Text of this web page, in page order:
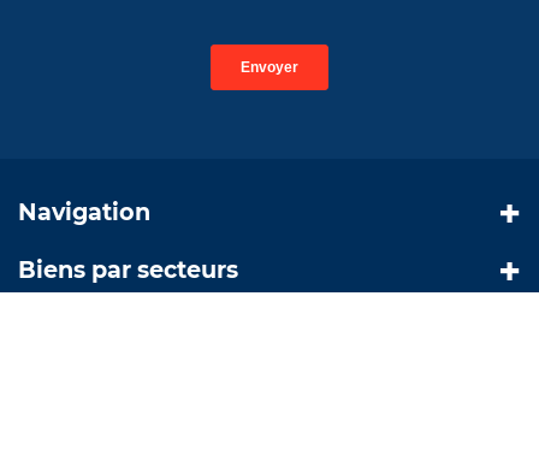
Navigation
Biens par secteurs